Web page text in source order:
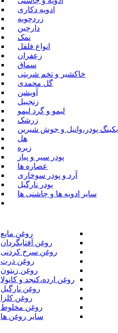
ادویه دکاری
زردچوبه
دارچین
نمک
انواع فلفل
زعفران
سماق
خاکشیر و تخم شربتی
گل محمدی
آویشن
زنجبیل
لیمو و گرد لیمو
زرشک
بکینگ پودر،وانیل و جوش شیرین
هل
زیره
پودر سیر و پیاز
عصاره ها
آرد و پودر سوخاری
پودر نارگیل
سایر ادویه ها و چاشنی ها
روغن مایع
روغن آفتابگردان
روغن سرخ کردنی
روغن ذرت
روغن زیتون
روغن ارده،کنجد و کانولا
روغن نارگیل
روغن کلزا
روغن مخلوط
سایر روغن ها